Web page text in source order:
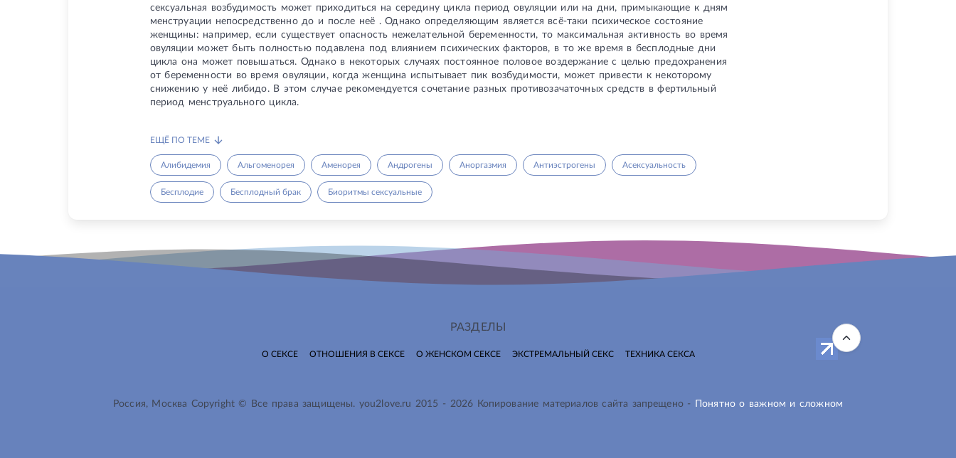
сексуальная возбудимость может приходиться на середину цикла период овуляции или на дни, примыкающие к дням
менструации непосредственно до и после неё . Однако определяющим является всё-таки психическое состояние
женщины: например, если существует опасность нежелательной беременности, то максимальная активность во время
овуляции может быть полностью подавлена под влиянием психических факторов, в то же время в бесплодные дни
цикла она может повышаться. Однако в некоторых случаях постоянное половое воздержание с целью предохранения
от беременности во время овуляции, когда женщина испытывает пик возбудимости, может привести к некоторому
снижению у неё либидо. В этом случае рекомендуется сочетание разных противозачаточных средств в фертильный
период менструального цикла.
ЕЩЁ ПО ТЕМЕ
Алибидемия Альгоменорея Аменорея Андрогены Аноргазмия Антиэстрогены Асексуальность
Бесплодие Бесплодный брак Биоритмы сексуальные
РАЗДЕЛЫ
О СЕКСЕ ОТНОШЕНИЯ В СЕКСЕ О ЖЕНСКОМ СЕКСЕ ЭКСТРЕМАЛЬНЫЙ СЕКС ТЕХНИКА СЕКСА
Россия, Москва Copyright © Все права защищены. you2love.ru 2015 - 2026 Копирование материалов сайта запрещено - Понятно о важном и сложном